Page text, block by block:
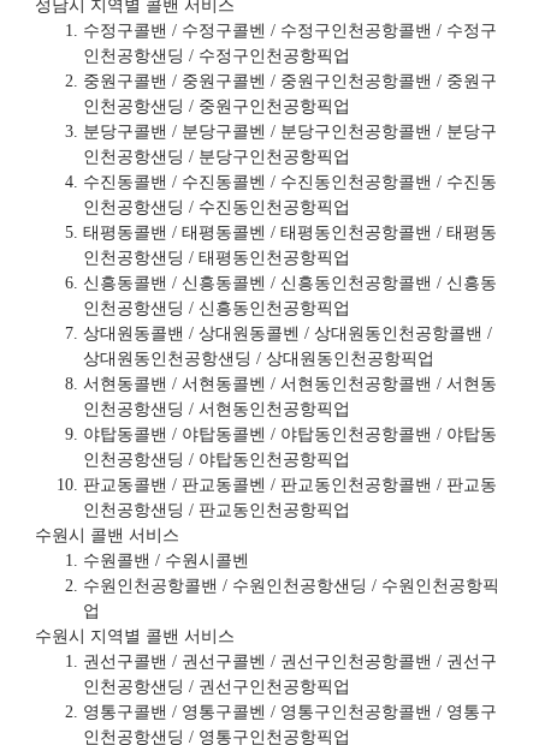
성남시 지역별 콜밴 서비스
수정구콜밴 / 수정구콜벤 / 수정구인천공항콜밴 / 수정구
인천공항샌딩 / 수정구인천공항픽업
중원구콜밴 / 중원구콜벤 / 중원구인천공항콜밴 / 중원구
인천공항샌딩 / 중원구인천공항픽업
분당구콜밴 / 분당구콜벤 / 분당구인천공항콜밴 / 분당구
인천공항샌딩 / 분당구인천공항픽업
수진동콜밴 / 수진동콜벤 / 수진동인천공항콜밴 / 수진동
인천공항샌딩 / 수진동인천공항픽업
태평동콜밴 / 태평동콜벤 / 태평동인천공항콜밴 / 태평동
인천공항샌딩 / 태평동인천공항픽업
신흥동콜밴 / 신흥동콜벤 / 신흥동인천공항콜밴 / 신흥동
인천공항샌딩 / 신흥동인천공항픽업
상대원동콜밴 / 상대원동콜벤 / 상대원동인천공항콜밴 /
상대원동인천공항샌딩 / 상대원동인천공항픽업
서현동콜밴 / 서현동콜벤 / 서현동인천공항콜밴 / 서현동
인천공항샌딩 / 서현동인천공항픽업
야탑동콜밴 / 야탑동콜벤 / 야탑동인천공항콜밴 / 야탑동
인천공항샌딩 / 야탑동인천공항픽업
판교동콜밴 / 판교동콜벤 / 판교동인천공항콜밴 / 판교동
인천공항샌딩 / 판교동인천공항픽업
수원시 콜밴 서비스
수원콜밴 / 수원시콜벤
수원인천공항콜밴 / 수원인천공항샌딩 / 수원인천공항픽
업
수원시 지역별 콜밴 서비스
권선구콜밴 / 권선구콜벤 / 권선구인천공항콜밴 / 권선구
인천공항샌딩 / 권선구인천공항픽업
영통구콜밴 / 영통구콜벤 / 영통구인천공항콜밴 / 영통구
인천공항샌딩 / 영통구인천공항픽업